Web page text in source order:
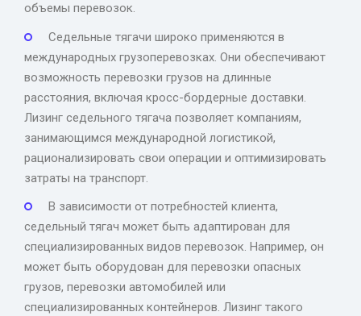
объемы перевозок.
Седельные тягачи широко применяются в
международных грузоперевозках. Они обеспечивают
возможность перевозки грузов на длинные
расстояния, включая кросс-бордерные доставки.
Лизинг седельного тягача позволяет компаниям,
занимающимся международной логистикой,
рационализировать свои операции и оптимизировать
затраты на транспорт.
В зависимости от потребностей клиента,
седельный тягач может быть адаптирован для
специализированных видов перевозок. Например, он
может быть оборудован для перевозки опасных
грузов, перевозки автомобилей или
специализированных контейнеров. Лизинг такого